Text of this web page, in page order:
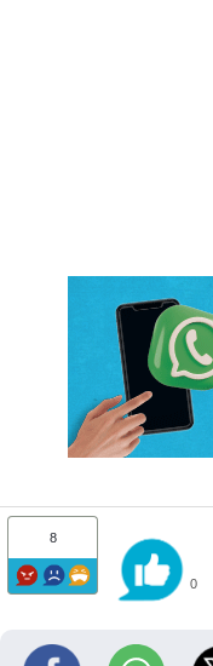
8
0